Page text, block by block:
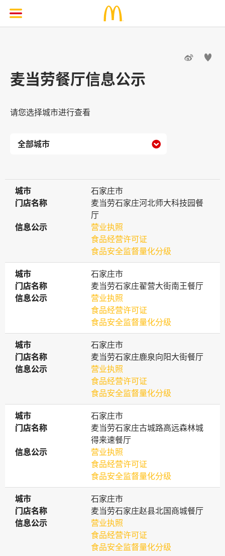
 
麦当劳餐厅信息公示
请您选择城市进行查看

城市
城市
石家庄市
门店名称
门店名称
麦当劳石家庄河北师大科技园餐
厅
信息公示
信息公示
营业执照
食品经营许可证
食品安全监督量化分级
城市
城市
石家庄市
门店名称
门店名称
麦当劳石家庄翟营大街南王餐厅
信息公示
信息公示
营业执照
食品经营许可证
食品安全监督量化分级
城市
城市
石家庄市
门店名称
门店名称
麦当劳石家庄鹿泉向阳大街餐厅
信息公示
信息公示
营业执照
食品经营许可证
食品安全监督量化分级
城市
城市
石家庄市
门店名称
门店名称
麦当劳石家庄古城路高远森林城
得来速餐厅
信息公示
信息公示
营业执照
食品经营许可证
食品安全监督量化分级
城市
城市
石家庄市
门店名称
门店名称
麦当劳石家庄赵县北国商城餐厅
信息公示
信息公示
营业执照
食品经营许可证
食品安全监督量化分级